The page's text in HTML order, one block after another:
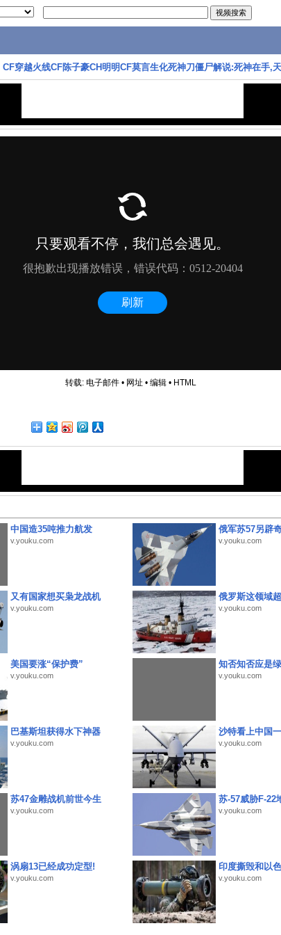
CF穿越火线CF陈子豪CH明明CF莫言生化死神刀僵尸解说:死神在手,天
转载: 电子邮件• 网址 • 编辑• HTML
中国造35吨推力航发
v.youku.com
俄军苏57另辟
v.youku.com
又有国家想买枭龙战机
v.youku.com
俄罗斯这领域
v.youku.com
美国要涨“保护费”
v.youku.com
知否知否应是
v.youku.com
巴基斯坦获得水下神器
v.youku.com
沙特看上中国
v.youku.com
苏47金雕战机前世今生
v.youku.com
苏-57威胁F-22
v.youku.com
涡扇13已经成功定型!
v.youku.com
印度撕毁和以
v.youku.com